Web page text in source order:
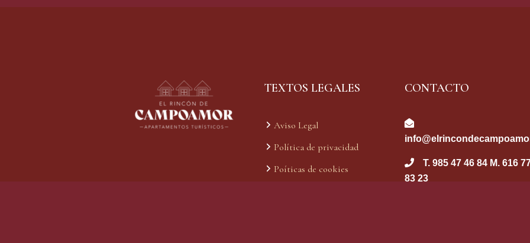
TEXTOS LEGALES
Aviso Legal
Política de privacidad
Poíticas de cookies
CONTACTO
T. 985 47 46 84 M. 616
83 23